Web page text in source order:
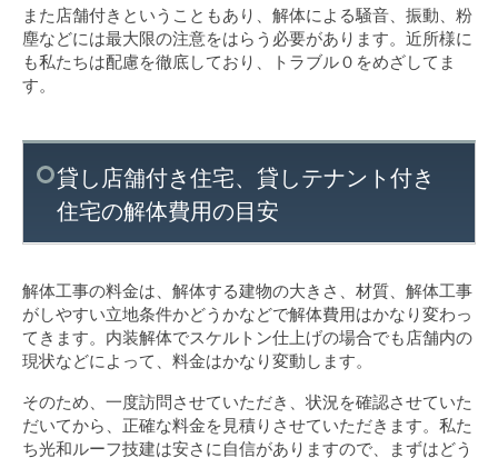
また店舗付きということもあり、解体による騒音、振動、粉
塵などには最大限の注意をはらう必要があります。近所様に
も私たちは配慮を徹底しており、トラブル０をめざしてま
す。
貸し店舗付き住宅、貸しテナント付き
住宅の解体費用の目安
解体工事の料金は、解体する建物の大きさ、材質、解体工事
がしやすい立地条件かどうかなどで解体費用はかなり変わっ
てきます。内装解体でスケルトン仕上げの場合でも店舗内の
現状などによって、料金はかなり変動します。
そのため、一度訪問させていただき、状況を確認させていた
だいてから、正確な料金を見積りさせていただきます。私た
ち光和ルーフ技建は安さに自信がありますので、まずはどう